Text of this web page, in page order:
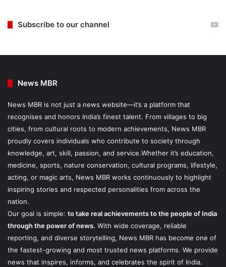
Subscribe to our channel
News MBR
News MBR is not just a news website—it’s a platform that
recognises and honors India’s finest talent. From villages to big
cities, from cultural roots to modern achievements, News MBR
proudly covers individuals who contribute to society through
knowledge, art, skill, passion, and service.Whether it’s education,
medicine, sports, nature conservation, cultural programs, lifestyle,
acting, or magic arts, News MBR works continuously to highlight
inspiring stories and respected personalities from across the
nation.
Our goal is simple: to take real achievements to the people of India
through the power of news. With wide coverage, reliable
reporting, and diverse storytelling, News MBR has become one of
the fastest-growing and most trusted news platforms. We provide
news that inspires, informs, and celebrates the spirit of India.